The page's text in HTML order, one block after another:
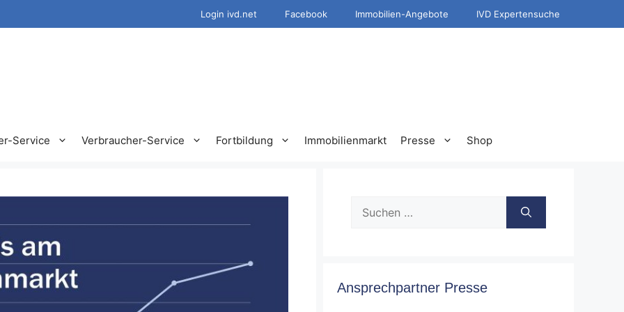
Login ivd.net Facebook Immobilien-Angebote IVD Expertensuche
Service Verbraucher-Service Fortbildung Immobilienmarkt Presse Shop
nach:
Ansprechpartner Presse